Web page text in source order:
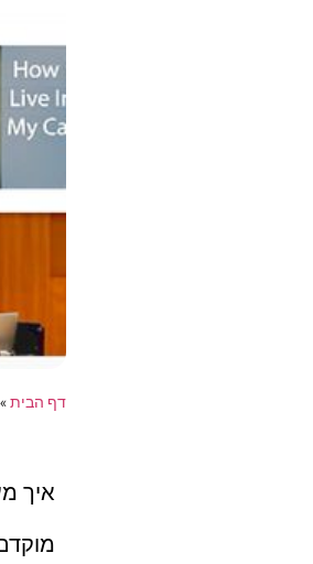
דף הבית»
איך